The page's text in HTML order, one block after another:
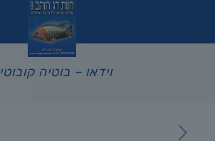
וידאו – בוטיה קובוטי